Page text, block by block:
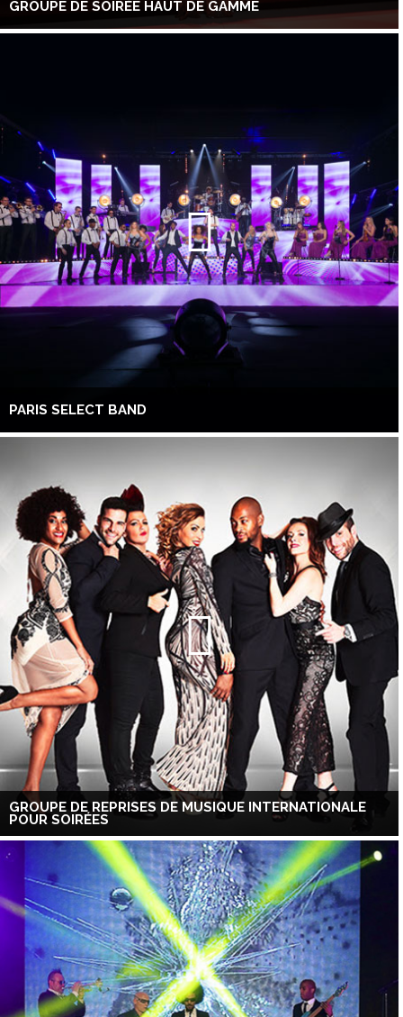
GROUPE DE SOIRÉE HAUT DE GAMME
PARIS SELECT BAND
GROUPE DE REPRISES DE MUSIQUE INTERNATIONALE
POUR SOIRÉES